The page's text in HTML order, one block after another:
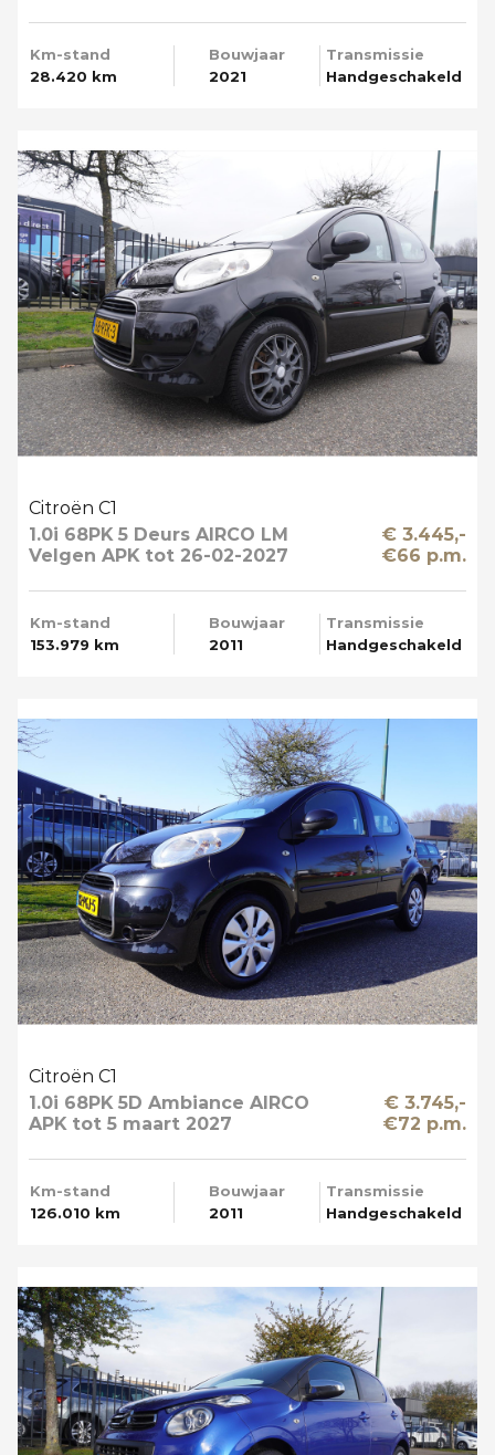
Km-stand
28.420 km
Bouwjaar
2021
Transmissie
Handgeschakeld
Citroën C1
1.0i 68PK 5 Deurs AIRCO LM
Velgen APK tot 26-02-2027
€ 3.445,-
€66 p.m.
Km-stand
153.979 km
Bouwjaar
2011
Transmissie
Handgeschakeld
Citroën C1
1.0i 68PK 5D Ambiance AIRCO
APK tot 5 maart 2027
€ 3.745,-
€72 p.m.
Km-stand
126.010 km
Bouwjaar
2011
Transmissie
Handgeschakeld